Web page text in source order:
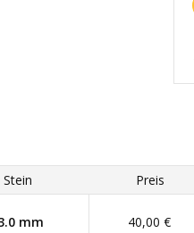
Stein Preis
mm 40,00 €